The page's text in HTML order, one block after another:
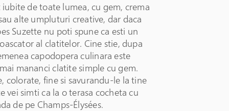
de toate lumea, cu gem, crema
alte umpluturi creative, dar daca
Suzette nu poti spune ca esti un
al clatitelor. Cine stie, dupa
capodopera culinara este
mananci clatite simple cu gem.
colorate, fine si savurandu-le la tine
vei simti ca la o terasa cocheta cu
de pe Champs-Élysées.